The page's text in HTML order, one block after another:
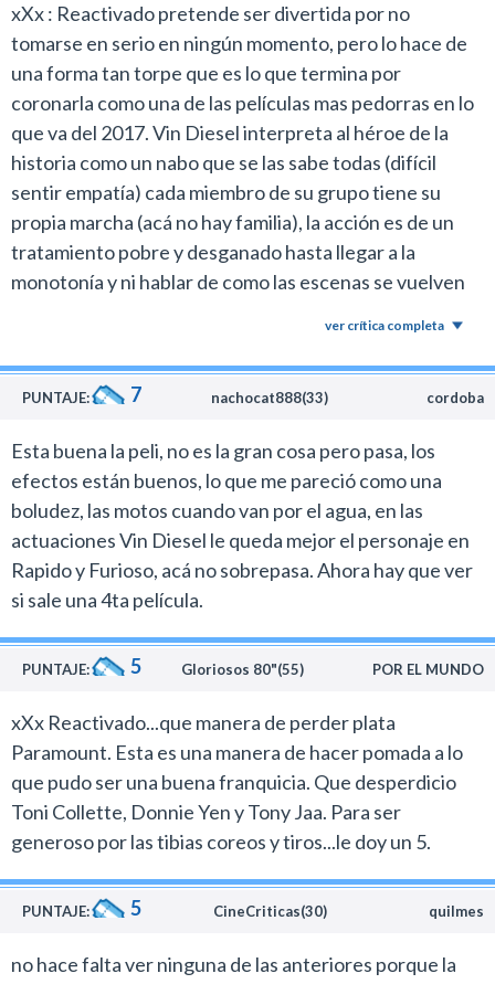
La película encima tiene la pretensión de creer que
esto es tan espectacular que el público va a quedar
ansioso por ver más continuaciones.
Me interesa dirigirme a los seguidores del género,
aguanten unos días que ya vuelve John Wick con otra
tremenda película (ya la vi) de acción en serio.
Este bodrio infumable no vale la pena el costo de una
entrada de cine, en última instancia pueden esperarla
en el cable para comprobar lo mala que es.
xXx : Reactivado pretende ser divertida por no
tomarse en serio en ningún momento, pero lo hace de
una forma tan torpe que es lo que termina por
coronarla como una de las películas mas pedorras en lo
que va del 2017. Vin Diesel interpreta al héroe de la
historia como un nabo que se las sabe todas (difícil
sentir empatía) cada miembro de su grupo tiene su
propia marcha (acá no hay familia), la acción es de un
tratamiento pobre y desganado hasta llegar a la
monotonía y ni hablar de como las escenas se vuelven
tanta ridiculez, pero muy pocas y no alcanzan para
solventar semejante bodrio.
ver crítica completa
PUNTAJE: 7 nachocat888(33) cordoba
Esta buena la peli, no es la gran cosa pero pasa, los
efectos están buenos, lo que me pareció como una
boludez, las motos cuando van por el agua, en las
actuaciones Vin Diesel le queda mejor el personaje en
Rapido y Furioso, acá no sobrepasa. Ahora hay que ver
si sale una 4ta película.
PUNTAJE: 5 Gloriosos 80"(55) POR EL MUNDO
xXx Reactivado...que manera de perder plata
Paramount. Esta es una manera de hacer pomada a lo
que pudo ser una buena franquicia. Que desperdicio
Toni Collette, Donnie Yen y Tony Jaa. Para ser
generoso por las tibias coreos y tiros...le doy un 5.
PUNTAJE: 5 CineCriticas(30) quilmes
no hace falta ver ninguna de las anteriores porque la